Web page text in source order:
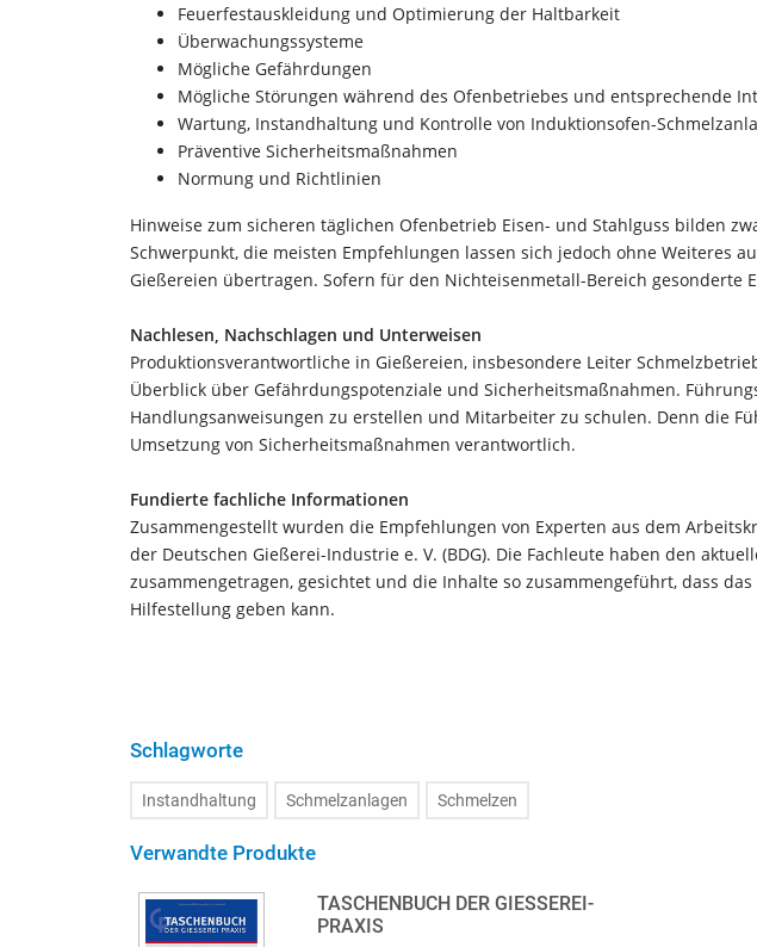
Feuerfestauskleidung und Optimierung der Haltbarkeit
Überwachungssysteme
Mögliche Gefährdungen
Mögliche Störungen während des Ofenbetriebes und entsprechende
Wartung, Instandhaltung und Kontrolle von Induktionsofen-
Präventive Sicherheitsmaßnahmen
Normung und Richtlinien
Hinweise zum sicheren täglichen Ofenbetrieb Eisen- und Stahlguss bilden
Schwerpunkt, die meisten Empfehlungen lassen sich jedoch ohne Weiteres
Gießereien übertragen. Sofern für den Nichteisenmetall-Bereich gesonderte
Nachlesen, Nachschlagen und Unterweisen
Produktionsverantwortliche in Gießereien, insbesondere Leiter
Überblick über Gefährdungspotenziale und Sicherheitsmaßnahmen.
Handlungsanweisungen zu erstellen und Mitarbeiter zu schulen. Denn die
Umsetzung von Sicherheitsmaßnahmen verantwortlich.
Fundierte fachliche Informationen
Zusammengestellt wurden die Empfehlungen von Experten aus dem
der Deutschen Gießerei-Industrie e. V. (BDG). Die Fachleute haben den
zusammengetragen, gesichtet und die Inhalte so zusammengeführt, dass
Hilfestellung geben kann.
Schlagworte
Instandhaltung Schmelzanlagen Schmelzen
Verwandte Produkte
TASCHENBUCH DER GIESSEREI-P
RAXIS